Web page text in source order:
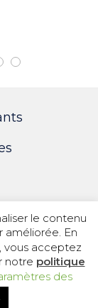
légales|
le contenu
améliorée. En
vous acceptez
notre politique
des